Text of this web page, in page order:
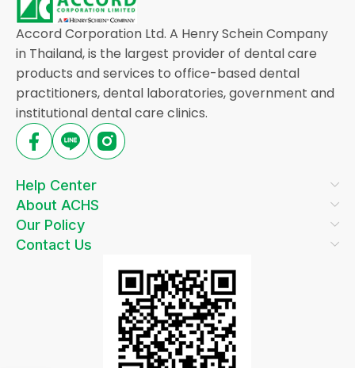
Accord Corporation Ltd. A Henry Schein Company
in Thailand, is the largest provider of dental care
products and services to office-based dental
practitioners, dental laboratories, government and
institutional dental care clinics.
Help Center
About ACHS
Our Policy
Contact Us